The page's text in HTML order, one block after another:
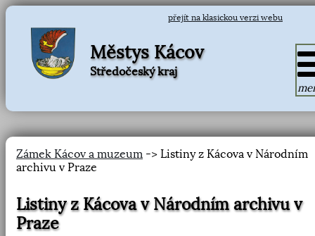
přejít na klasickou verzi webu
Městys Kácov
Středočeský kraj
Zámek Kácov a muzeum -> Listiny z Kácova v Národním
archivu v Praze
Listiny z Kácova v Národním archivu v
Praze